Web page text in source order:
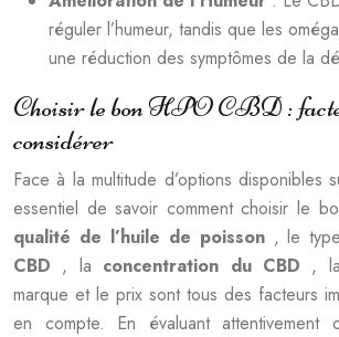
réguler l’humeur, tandis que les
une réduction des symptômes de la
Choisir le bon HPO CBD :
considérer
Face à la multitude d’options disponibles
essentiel de savoir comment choisir le
qualité de l’huile de poisson , le
CBD , la concentration du CBD ,
marque et le prix sont tous des facteurs
en compte. En évaluant attentivement